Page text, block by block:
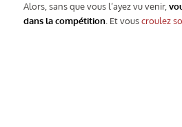
Alors, sans que vous l’ayez vu venir,
dans la compétition. Et vouscroulez